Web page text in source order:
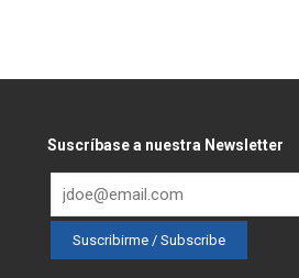
Suscríbase a nuestra Newsletter